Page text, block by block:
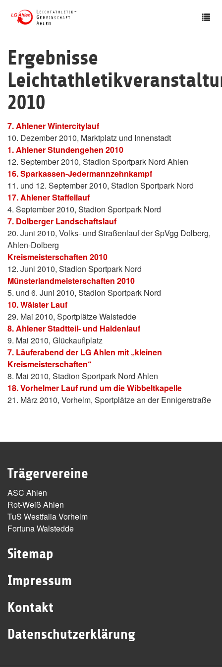
Ergebnisse
2010
7. Ahlener Wintercitylauf
10. Dezember 2010, Marktplatz und Innenstadt
1. Ahlener Stundengehen 2010
12. September 2010, Stadion Sportpark Nord Ahlen
16. Sparkassen-Jedermannzehnkampf
11. und 12. September 2010, Stadion Sportpark Nord
17. Ahlener Staffellauf
4. September 2010, Stadion Sportpark Nord
7. Dolberger Landschaftslauf
20. Juni 2010, Volks- und Straßenlauf der SpVgg Dolberg,
Ahlen-Dolberg
Kreismeisterschaften 2010
12. Juni 2010, Stadion Sportpark Nord
Münsterlandmeisterschaften 2010
5. und 6. Juni 2010, Stadion Sportpark Nord
10. Wälster Lauf
29. Mai 2010, Sportplätze Walstedde
8. Ahlener Stadtteil- und Haldenlauf
9. Mai 2010, Glückauflplatz
7. Läuferabend der LG Ahlen mit „kleinen
Kreismeisterschaften“
8. Mai 2010, Stadion Sportpark Nord Ahlen
18. Vorhelmer Lauf rund um die Wibbeltkapelle
21. März 2010, Vorhelm, Sportplätze an der Ennigerstraße
Trägervereine
ASC Ahlen
Rot-Weiß Ahlen
TuS Westfalia Vorhelm
Fortuna Walstedde
Sitemap
Impressum
Kontakt
Datenschutzerklärung